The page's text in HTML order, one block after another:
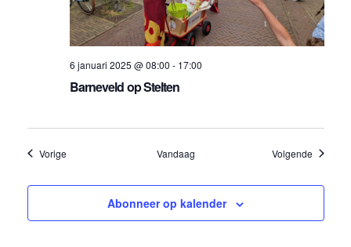
6 januari 2025 @ 08:00 - 17:00
Barneveld op Stelten
VorigeEvenementen Vandaag Volgende
Abonneer op kalender